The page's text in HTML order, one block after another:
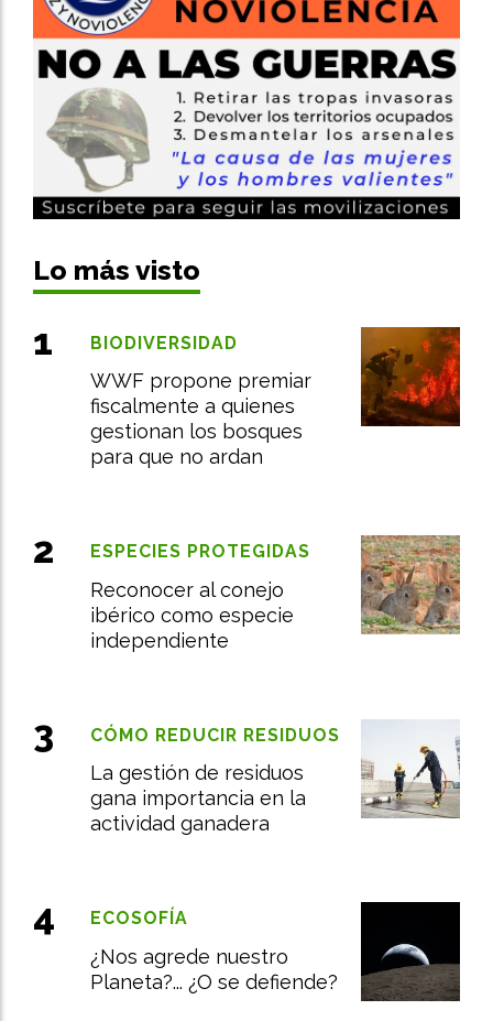
Lo más visto
WWF propone premiar
fiscalmente a quienes
gestionan los bosques
para que no ardan
BIODIVERSIDAD
Reconocer al conejo
ibérico como especie
independiente
ESPECIES PROTEGIDAS
La gestión de residuos
gana importancia en la
actividad ganadera
CÓMO REDUCIR RESIDUOS
¿Nos agrede nuestro
Planeta?... ¿O se defiende?
ECOSOFÍA